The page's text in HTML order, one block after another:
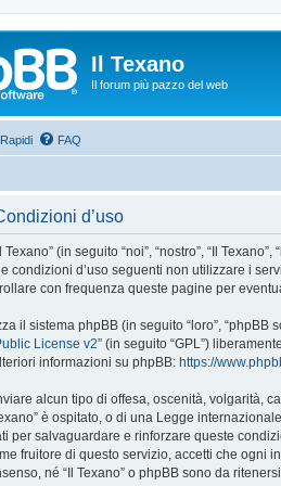
Il Texano
Il forum più pazzo del web
FAQ
d’uso
Texano” (in seguito “noi”, “nostro”, “Il
condizioni d’uso seguenti non utilizzare i
con frequenza queste pagine per
il sistema phpBB (in seguito “loro”,
License v2” (in seguito “GPL”)
informazioni su phpBB: https://
alcun tipo di offesa, oscenità, volgarità,
è ospitato, o di una Legge
per salvaguardare e rinforzare queste
fruitore di questo servizio, accetti che ogni
né “Il Texano” o phpBB sono da